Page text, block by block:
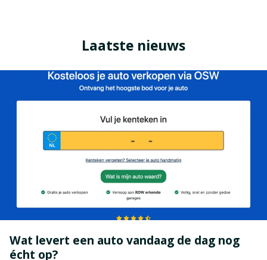
Laatste nieuws
Wat levert een auto vandaag de dag nog
écht op?